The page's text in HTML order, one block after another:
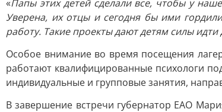
«Папы этих детей сделали все, чтобы у
Уверена, их отцы и сегодня бы ими
работу. Такие проекты дают детям силы
Особое внимание во время посещения
работают квалифицированные психологи
индивидуальные и групповые занятия,
В завершение встречи губернатор ЕАО